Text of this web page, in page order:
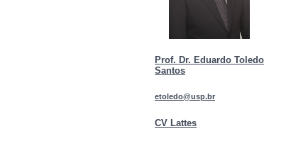
Prof. Dr. Eduardo Toledo
Santos
etoledo@usp.br
CV Lattes